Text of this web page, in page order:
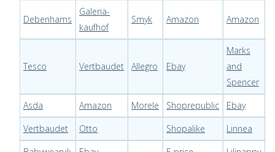
Debenhams
Galeria-
kaufhof
Smyk Amazon Amazon
Tesco Vertbaudet Allegro Ebay
Marks
and
Spencer
Asda Amazon Morele Shoprepublic
Ebay
Vertbaudet
Otto Shopalike
Linnea